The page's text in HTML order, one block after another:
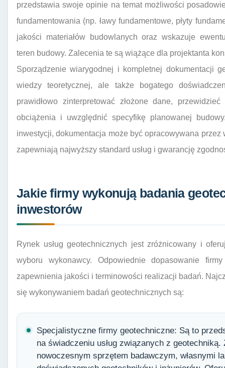
przedstawia swoje opinie na temat możliwości
fundamentowania (np. ławy fundamentowe, płyty
jakości materiałów budowlanych oraz wskazuje
teren budowy. Zalecenia te są wiążące dla projektanta
Sporządzenie wiarygodnej i kompletnej dokumentacji
wiedzy teoretycznej, ale także bogatego
prawidłowo zinterpretować złożone dane,
obciążenia i uwzględnić specyfikę planowanej
inwestycji, dokumentacja może być opracowywana
zapewniają najwyższy standard usług i gwarancję
Jakie firmy wykonują badania
inwestorów
Rynek usług geotechnicznych jest zróżnicowany i
wyboru wykonawcy. Odpowiednie dopasowanie
zapewnienia jakości i terminowości realizacji badań.
się wykonywaniem badań geotechnicznych są:
Specjalistyczne firmy geotechniczne: Są to
na świadczeniu usług związanych z
nowoczesnym sprzętem badawczym, własnymi